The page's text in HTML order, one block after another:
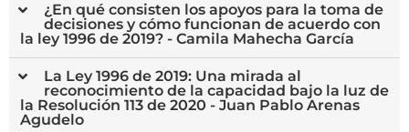
¿En qué consisten los apoyos para la toma de
decisiones y cómo funcionan de acuerdo con
la ley 1996 de 2019? - Camila Mahecha García
La Ley 1996 de 2019: Una mirada al
reconocimiento de la capacidad bajo la luz de
la Resolución 113 de 2020 - Juan Pablo Arenas
Agudelo